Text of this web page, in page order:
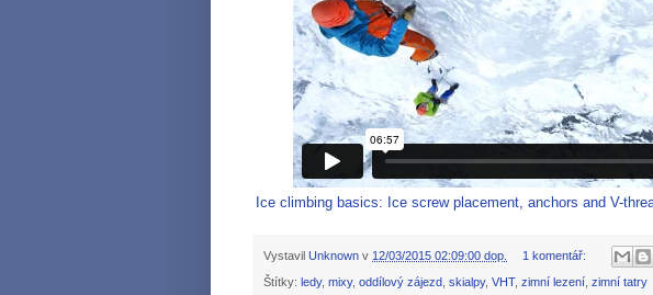
Ice climbing basics: Ice screw placement, anchors and V-
Vystavil Unknown v 12/03/2015 02:09:00 dop. 1 komentář:
Štítky: ledy, mixy, oddílový zájezd, skialpy, VHT, zimní lezení, zimní tatry